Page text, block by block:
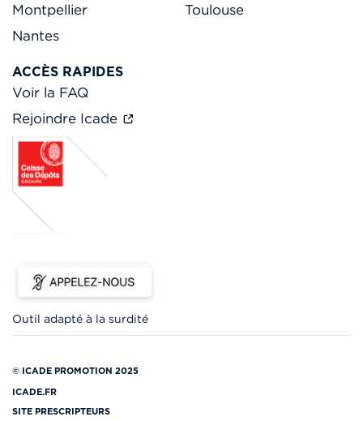
Montpellier
Nantes
Toulouse
ACCÈS RAPIDES
Voir la FAQ
Rejoindre Icade
Outil adapté à la surdité
© ICADE PROMOTION 2025
ICADE.FR
SITE PRESCRIPTEURS